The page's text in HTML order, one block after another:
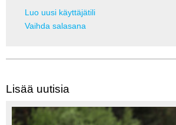
Luo uusi käyttäjätili
Vaihda salasana
Lisää uutisia